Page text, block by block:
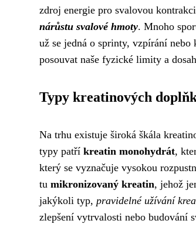
zdroj energie pro svalovou
nárůstu svalové hmoty. Mnoho
už se jedná o sprinty, vzpírání
posouvat naše fyzické limity a
Typy kreatinových
Na trhu existuje široká škála
typy patří kreatin monohydrát,
který se vyznačuje vysokou
tu mikronizovaný kreatin, jehož
jakýkoli typ, pravidelné užívání
zlepšení vytrvalosti nebo budování